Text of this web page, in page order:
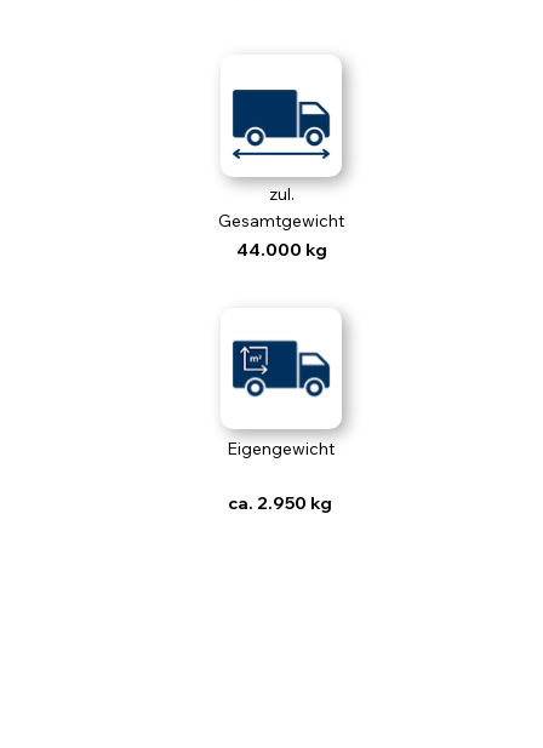
zul.
Gesamtgewicht
44.000 kg
Eigengewicht
ca. 2.950 kg